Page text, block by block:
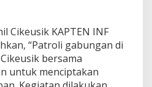
Cikeusik KAPTEN INF
“Patroli gabungan di
bersama
untuk menciptakan